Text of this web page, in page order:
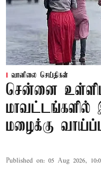
வானிலை செய்திகள்
சென்னை
மாவட்டங்களில்
மழைக்கு
Published on: 05 Aug 2026,